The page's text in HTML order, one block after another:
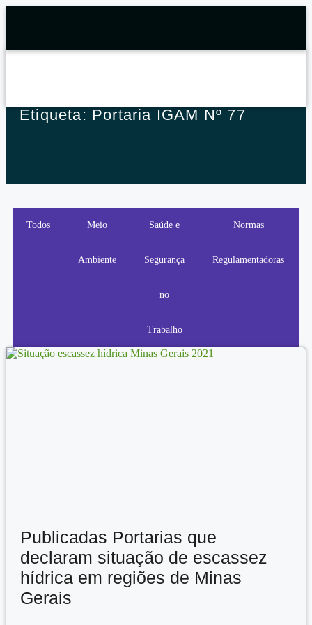
Etiqueta: Portaria IGAM Nº 77
Todos Meio
Ambiente
Saúde e
Segurança
no
Trabalho
Normas
Regulamentadoras
Publicadas Portarias que
declaram situação de escassez
hídrica em regiões de Minas
Gerais